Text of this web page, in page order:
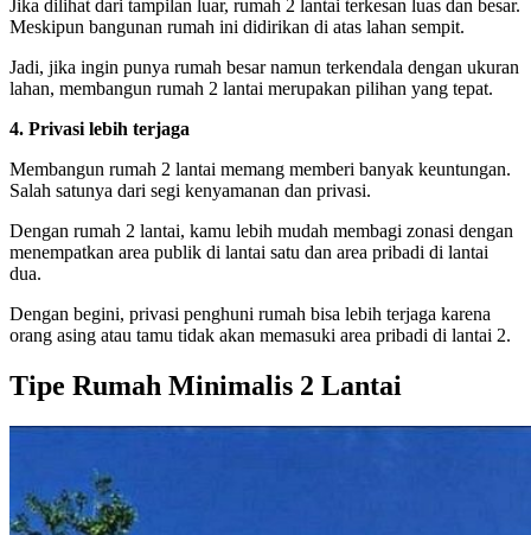
Jika dilihat dari tampilan luar, rumah 2 lantai terkesan luas dan besar.
Meskipun bangunan rumah ini didirikan di atas lahan sempit.
Jadi, jika ingin punya rumah besar namun terkendala dengan ukuran
lahan, membangun rumah 2 lantai merupakan pilihan yang tepat.
4. Privasi lebih terjaga
Membangun rumah 2 lantai memang memberi banyak keuntungan.
Salah satunya dari segi kenyamanan dan privasi.
Dengan rumah 2 lantai, kamu lebih mudah membagi zonasi dengan
menempatkan area publik di lantai satu dan area pribadi di lantai
dua.
Dengan begini, privasi penghuni rumah bisa lebih terjaga karena
orang asing atau tamu tidak akan memasuki area pribadi di lantai 2.
Tipe Rumah Minimalis 2 Lantai